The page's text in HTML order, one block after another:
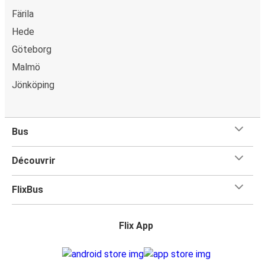
Färila
Hede
Göteborg
Malmö
Jönköping
Bus
Découvrir
FlixBus
Flix App